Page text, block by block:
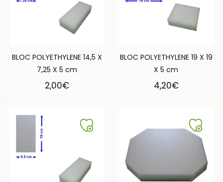
BLOC POLYETHYLENE 14,5 X
7,25 X 5 cm
2,00€
BLOC POLYETHYLENE 19 X 19
X 5 cm
4,20€